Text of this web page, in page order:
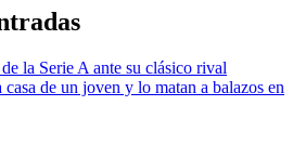
la Serie A ante su clásico rival
de un joven y lo matan a balazos en